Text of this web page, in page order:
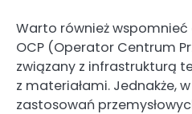
Warto również wspomnieć
OCP (Operator Centrum
związany z infrastrukturą
z materiałami. Jednakże,
zastosowań